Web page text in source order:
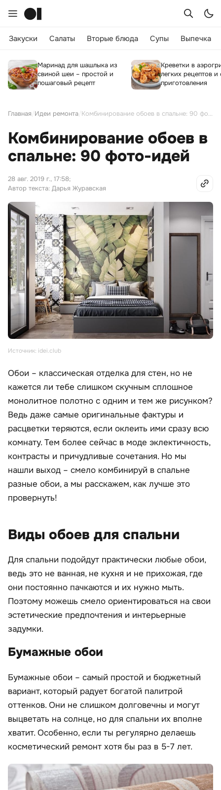
Закуски Салаты Вторые блюда Супы Выпечка
Маринад для шашлыка из
свиной шеи – простой и
пошаговый рецепт
Креветки в
легких рецептов и
приготовления
Главная Идеи ремонта Комбинирование обоев в спальне: 90 фото-идей
Комбинирование обоев в
спальне: 90 фото-идей
28 авг. 2019 г., 17:58;
Автор текста: Дарья Журавская
Источник: idei.club
Обои – классическая отделка для стен, но не
кажется ли тебе слишком скучным сплошное
монолитное полотно с одним и тем же рисунком?
Ведь даже самые оригинальные фактуры и
расцветки теряются, если оклеить ими сразу всю
комнату. Тем более сейчас в моде эклектичность,
контрасты и причудливые сочетания. Но мы
нашли выход – смело комбинируй в спальне
разные обои, а мы расскажем, как лучше это
провернуть!
Виды обоев для спальни
Для спальни подойдут практически любые обои,
ведь это не ванная, не кухня и не прихожая, где
они постоянно пачкаются и их нужно мыть.
Поэтому можешь смело ориентироваться на свои
эстетические предпочтения и интерьерные
задумки.
Бумажные обои
Бумажные обои – самый простой и бюджетный
вариант, который радует богатой палитрой
оттенков. Они не слишком долговечны и могут
выцветать на солнце, но для спальни их вполне
хватит. Особенно, если ты регулярно делаешь
косметический ремонт хотя бы раз в 5-7 лет.